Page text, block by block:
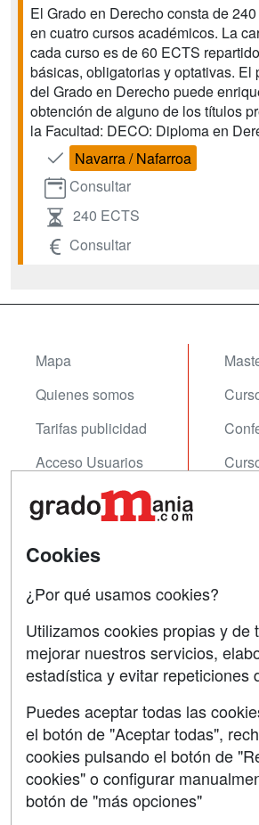
El Grado en Derecho consta de
en cuatro cursos académicos. La
cada curso es de 60 ECTS
básicas, obligatorias y optativas. El
del Grado en Derecho puede
obtención de alguno de los títulos
la Facultad: DECO: Diploma en
Navarra / Nafarroa
Consultar
240 ECTS
Consultar
Mapa
Quienes somos
Tarifas publicidad
Acceso Usuarios
Acceso Centros
Contactar
Copyleft
Grupo formazion:
Cookies
¿Por qué usamos cookies?
Utilizamos cookies propias y de
mejorar nuestros servicios,
estadística y evitar repeticiones
Puedes aceptar todas las
el botón de "Aceptar todas",
cookies pulsando el botón de
cookies" o configurar
botón de "más opciones"